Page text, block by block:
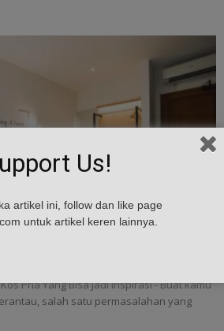
Kamar Kos Pria Yang Bisa
Pria Yang Bisa Jadi Inspirasi - Buat kamu
salah satu permasalahan yang
Us!
artikel ini, follow dan like page
untuk artikel keren lainnya.